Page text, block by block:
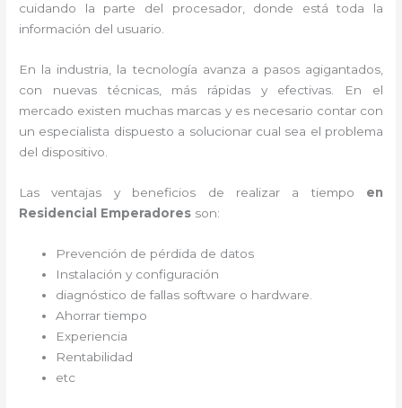
cuidando la parte del procesador, donde está toda la
información del usuario.
En la industria, la tecnología avanza a pasos agigantados,
con nuevas técnicas, más rápidas y efectivas . En el
mercado existen muchas marcas y es necesario contar con
un especialista dispuesto a solucionar cual sea el problema
del dispositivo.
Las ventajas y beneficios de realizar a tiempo en
Residencial Emperadores son:
Prevención de pérdida de datos
Instalación y configuración
diagnóstico de fallas software o hardware
Ahorrar tiempo
Experiencia
Rentabilidad
etc